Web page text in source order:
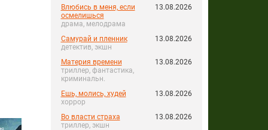
Влюбись в меня, если
осмелишься
драма, мелодрама
13.08.2026
Самурай и пленник
детектив, экшн
13.08.2026
Материя времени
триллер, фантастика,
криминальн.
13.08.2026
Ешь, молись, худей
хоррор
13.08.2026
Во власти страха
триллер, экшн
13.08.2026